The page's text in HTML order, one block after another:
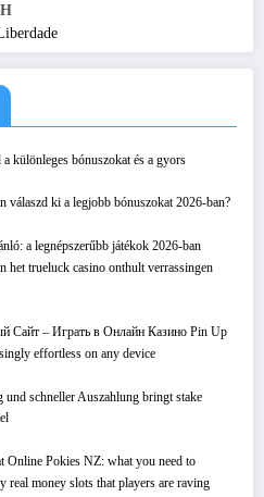
különleges bónuszokat és a gyors
válaszd ki a legjobb bónuszokat 2026-ban?
a legnépszerűbb játékok 2026-ban
het trueluck casino onthult verrassingen
Сайт – Играть в Онлайн Казино Pin Up
effortless on any device
und schneller Auszahlung bringt stake
Online Pokies NZ: what you need to
real money slots that players are raving